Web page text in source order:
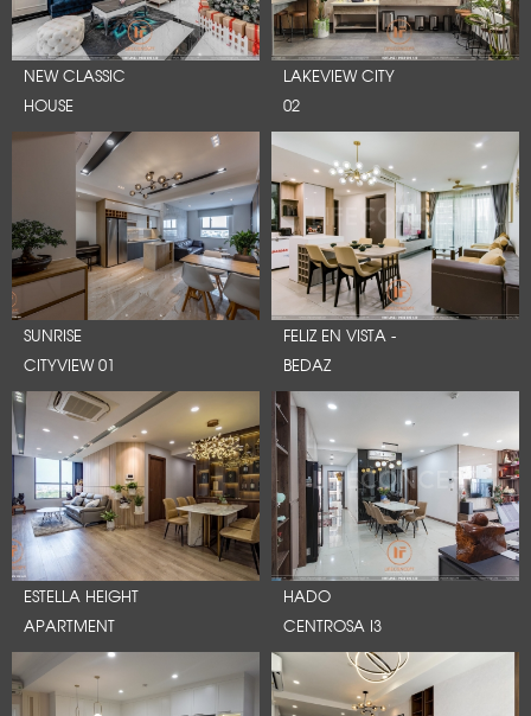
NEW CLASSIC
HOUSE
LAKEVIEW CITY
02
SUNRISE
CITYVIEW 01
FELIZ EN VISTA -
BEDAZ
ESTELLA HEIGHT
APARTMENT
HADO
CENTROSA I3